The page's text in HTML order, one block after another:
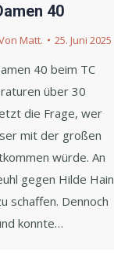
40
Matt. 25. Juni 2025
40 beim TC
über 30
die Frage, wer
mit der großen
würde. An
gegen Hilde Hain
schaffen. Dennoch
konnte…